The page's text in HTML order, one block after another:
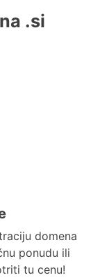
.si
domena
ponudu ili
tu cenu!